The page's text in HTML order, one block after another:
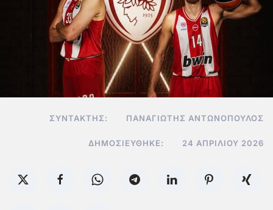
ΣΥΝΤΆΚΤΗΣ: ΠΑΝΑΓΙΏΤΗΣ ΑΝΤΩΝΌΠΟΥΛΟΣ
ΔΗΜΟΣΙΕΎΘΗΚΕ: 24 ΑΠΡΙΛΊΟΥ 2026